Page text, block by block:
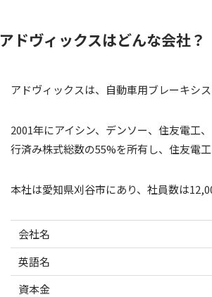
アドヴィックスはどんな会社？
アドヴィックスは、自動車用ブレーキシ
2001年にアイシン、デンソー、住友電工
行済み株式総数の55%を所有し、住友電
本社は愛知県刈谷市にあり、社員数は
会社名
英語名
資本金